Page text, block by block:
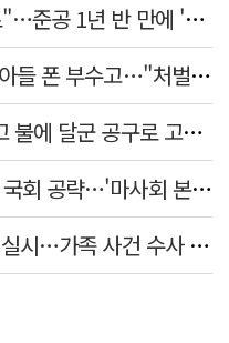
"아파트 외벽 테라스가 통째로"…준공 1년 반 만에 '아찔 사고'
전북 경찰 간부 '女교사 몰카' 아들 폰 부수고…"처벌 못하는 사안" 내부망에 글
'외도 의심' 아내 화장실에 묶고 불에 달군 공구로 고문…남편 검거
김병삼 경북 영천시장, 이번엔 국회 공략…'마사회 본사 이전·광역교통망 확충' 요청
경찰, 9월 초부터 상피제 전격 실시…가족 사건 수사 못해